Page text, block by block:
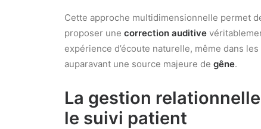
Cette approche multidimensionnelle permet
proposer une correction auditive
expérience d’écoute naturelle, même dans
auparavant une source majeure de gêne.
La gestion
le suivi patient